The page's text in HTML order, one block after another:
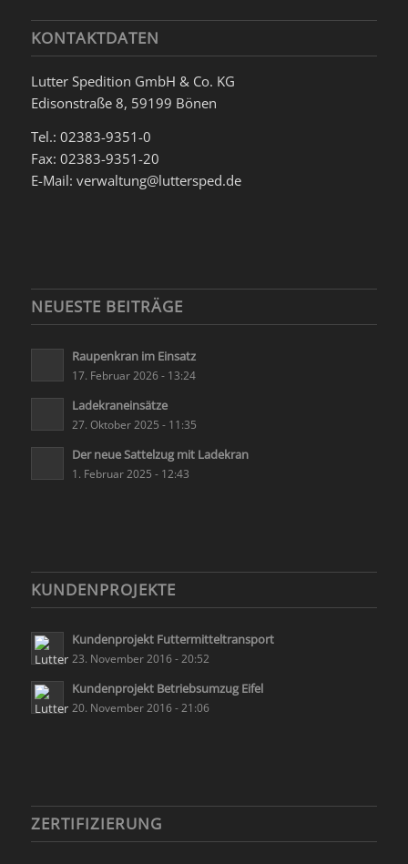
KONTAKTDATEN
Lutter Spedition GmbH & Co. KG
Edisonstraße 8, 59199 Bönen
Tel.: 02383-9351-0
Fax: 02383-9351-20
E-Mail: verwaltung@luttersped.de
NEUESTE BEITRÄGE
Raupenkran im Einsatz
17. Februar 2026 - 13:24
Ladekraneinsätze
27. Oktober 2025 - 11:35
Der neue Sattelzug mit Ladekran
1. Februar 2025 - 12:43
KUNDENPROJEKTE
Kundenprojekt Futtermitteltransport
23. November 2016 - 20:52
Kundenprojekt Betriebsumzug Eifel
20. November 2016 - 21:06
ZERTIFIZIERUNG